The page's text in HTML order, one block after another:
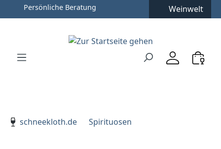
Zum Hauptinhalt springen
Zur Hauptnavigation springen
Persönliche Beratung Weinwelt
schneekloth.de
Spirituosen